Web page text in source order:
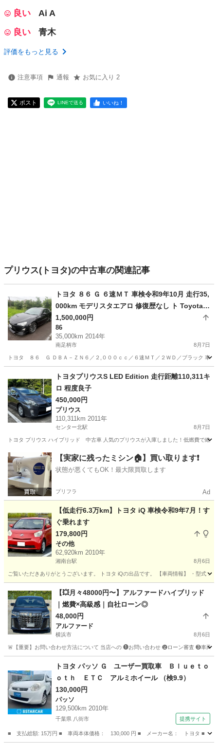
良い
Ai A
良い
青木
評価をもっと見る
注意事項 通報 お気に入り 2
ポスト LINEで送る いいね！
プリウス(トヨタ)の中古車の関連記事
トヨタ ８６ Ｇ ６速ＭＴ 車検令和9年10月 走行35,
000km モデリスタエアロ 修復歴なし ト Toyota 8
6
1,500,000円
86
35,000km 2014年
南足柄市 8月7日
トヨタ ８６ Ｇ ＤＢＡ－ＺＮ６／２,０００ｃｃ／６速ＭＴ／２ＷＤ／ブラック 車検
南足柄市 86
トヨタプリウスS LED Edition 走行距離110,311キ
ロ 程度良子
450,000円
プリウス
110,311km 2011年
センター北駅 8月7日
トヨタ プリウス ハイブリッド 中古車 人気のプリウスが入庫しました！低燃費で維
横浜市 センター北駅 プリウス
【実家に残ったミシン🏠】買い取ります❗️
状態が悪くてもOK！最大限買取します
プリフラ Ad
【低走行6.3万km】トヨタ iQ 車検令和9年7月！す
ぐ乗れます
179,800円
その他
62,920km 2010年
湘南台駅 8月6日
ご覧いただきありがとうございます。 トヨタ iQの出品です。 【車両情報】 ・型式：
湘南台駅 その他
【💥月々48000円〜】アルファードハイブリッド
｜燃費×高級感｜自社ローン◎
48,000円
アルファード
横浜市 8月6日
🚨【重要】お問い合わせ方法について 当店への ❶お問い合わせ ❷ローン審査 ❸車両
アルファード
トヨタ パッソ Ｇ ユーザー買取車 Ｂｌｕｅｔｏ
ｏｔｈ ＥＴＣ アルミホイール （検9.9）
130,000円
パッソ
129,500km 2010年
千葉県 八街市 提携サイト
■ 支払総額: 15万円 ■ 車両本体価格： 130,000 円 ■ メーカー名： トヨタ ■